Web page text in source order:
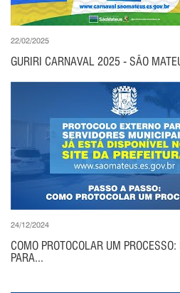
22/02/2025
GURIRI CARNAVAL 2025 - SÃO
24/12/2024
COMO PROTOCOLAR UM PROCESSO:
PARA...